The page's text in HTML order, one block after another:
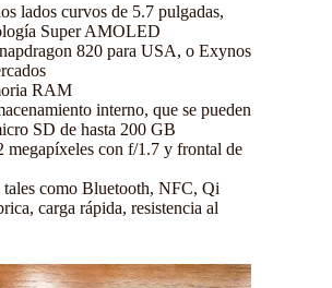
lados curvos de 5.7 pulgadas,
Super AMOLED
820 para USA, o Exynos
RAM
interno, que se pueden
SD de hasta 200 GB
megapíxeles con f/1.7 y frontal de
como Bluetooth, NFC, Qi
carga rápida, resistencia al